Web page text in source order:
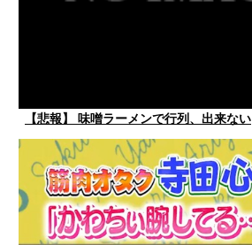
【悲報】 味噌ラーメンで行列、出来ない